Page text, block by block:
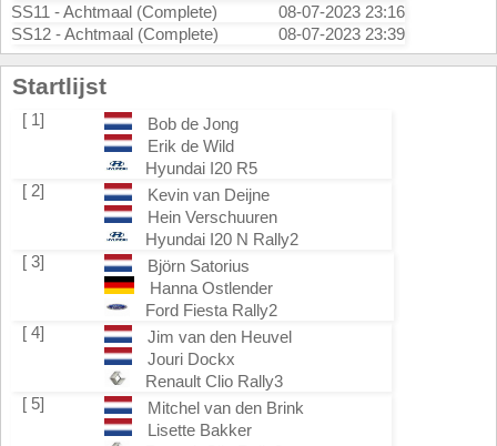
SS11 - Achtmaal (Complete)
08-07-2023 23:16
SS12 - Achtmaal (Complete)
08-07-2023 23:39
Startlijst
[ 1]
Bob de Jong
Erik de Wild
Hyundai I20 R5
[ 2]
Kevin van Deijne
Hein Verschuuren
Hyundai I20 N Rally2
[ 3]
Björn Satorius
Hanna Ostlender
Ford Fiesta Rally2
[ 4]
Jim van den Heuvel
Jouri Dockx
Renault Clio Rally3
[ 5]
Mitchel van den Brink
Lisette Bakker